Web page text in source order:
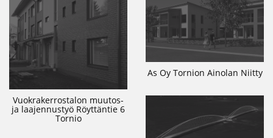
Vuokrakerrostalon muutos-
ja laajennustyö Röyttäntie 6
Tornio
As Oy Tornion Ainolan Niitty